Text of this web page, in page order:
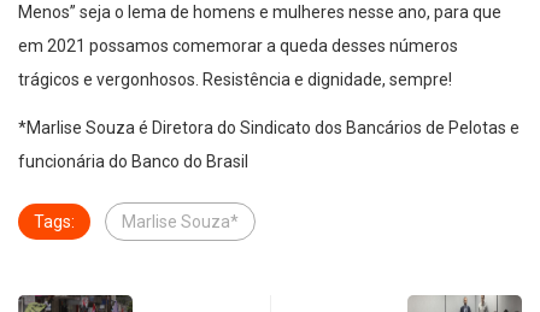
Menos” seja o lema de homens e mulheres nesse ano, para que
em 2021 possamos comemorar a queda desses números
trágicos e vergonhosos. Resistência e dignidade, sempre!
*Marlise Souza é Diretora do Sindicato dos Bancários de Pelotas e
funcionária do Banco do Brasil
Tags: Marlise Souza*